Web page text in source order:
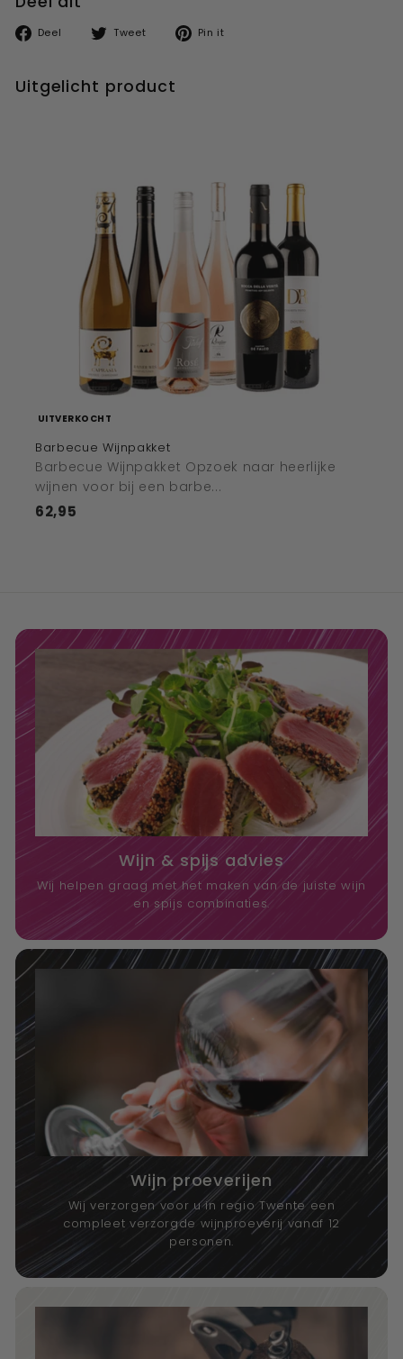
Deel
Deel
Tweet
Tweet Pin it
Uitgelicht product
UITVERKOCHT
Barbecue Wijnpakket
Barbecue Wijnpakket Opzoek naar heerlijke
wijnen voor bij een barbe...
62,95
Wijn & spijs advies
Wij helpen graag met het maken van de juiste wijn
en spijs combinaties.
Wijn proeverijen
Wij verzorgen voor u in regio Twente een
compleet verzorgde wijnproeverij vanaf 12
personen.